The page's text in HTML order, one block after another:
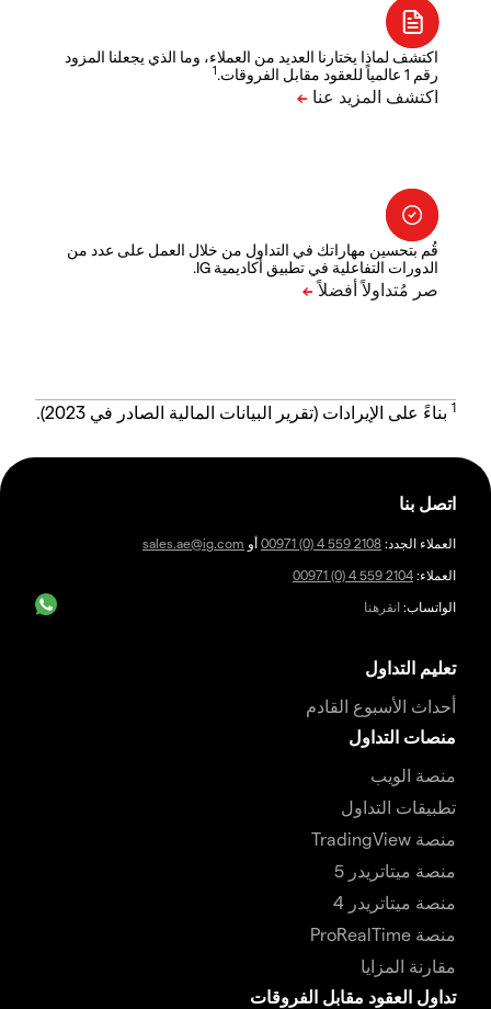
اكتشف لماذا يختارنا العديد من العملاء، وما الذي يجعلنا المزود
رقم 1 عالمياً للعقود مقابل الفروقات.
1
قُم بتحسين مهاراتك في التداول من خلال العمل على عدد من
الدورات التفاعلية في تطبيق أكاديمية IG.
1 بناءً على الإيرادات (تقرير البيانات المالية الصادر في 2023).
اتصل بنا
العملاء الجدد: 00971 (0) 4 559 2108 أو sales.ae@ig.com
العملاء: 00971 (0) 4 559 2104
الواتساب: انقرهنا
تعليم التداول
أحداث الأسبوع القادم
منصات التداول
منصة الويب
تطبيقات التداول
منصة TradingView
منصة ميتاتريدر 5
منصة ميتاتريدر 4
منصة ProRealTime
مقارنة المزايا
تداول العقود مقابل الفروقات